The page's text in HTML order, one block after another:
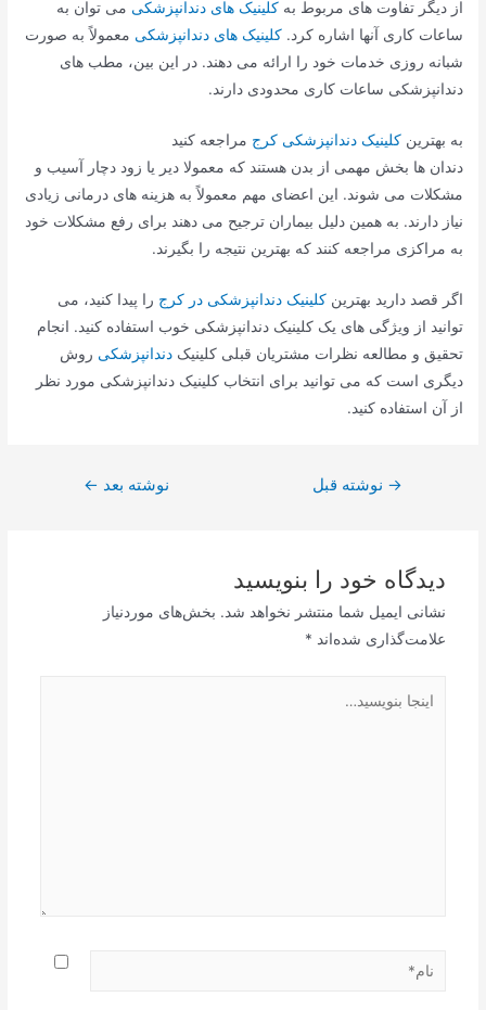
از دیگر تفاوت های مربوط بهکلینیک های دندانپزشکی می توان به
ساعات کاری آنها اشاره کرد.کلینیک های دندانپزشکی معمولاً به صورت
شبانه روزی خدمات خود را ارائه می دهند. در این بین، مطب های
دندانپزشکی ساعات کاری محدودی دارند.
به بهترینکلینیک دندانپزشکی کرج مراجعه کنید
دندان ها بخش مهمی از بدن هستند که معمولا دیر یا زود دچار آسیب و
مشکلات می شوند. این اعضای مهم معمولاً به هزینه های درمانی زیادی
نیاز دارند. به همین دلیل بیماران ترجیح می دهند برای رفع مشکلات خود
به مراکزی مراجعه کنند که بهترین نتیجه را بگیرند.
اگر قصد دارید بهترینکلینیک دندانپزشکی در کرج را پیدا کنید، می
توانید از ویژگی های یک کلینیک دندانپزشکی خوب استفاده کنید. انجام
تحقیق و مطالعه نظرات مشتریان قبلی کلینیکدندانپزشکی روش
دیگری است که می توانید برای انتخاب کلینیک دندانپزشکی مورد نظر
از آن استفاده کنید.
راهبری→ نوشته قبل نوشته بعد ←
دیدگاه‌ خود را بنویسید
نشانی ایمیل شما منتشر نخواهد شد. بخش‌های موردنیاز
علامت‌گذاری شده‌اند *
بنویسید…
نام*